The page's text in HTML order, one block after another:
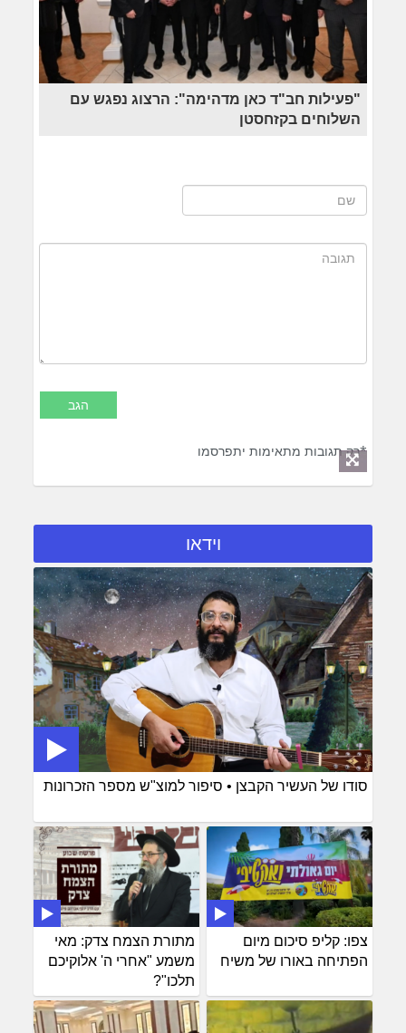
"פעילות חב"ד כאן מדהימה": הרצוג נפגש עם
השלוחים בקזחסטן
*רק תגובות מתאימות יתפרסמו
וידאו
סודו של העשיר הקבצן • סיפור למוצ"ש מספר הזכרונות
מתורת הצמח צדק: מאי
משמע "אחרי ה' אלוקיכם
תלכו"?
צפו: קליפ סיכום מיום
הפתיחה באורו של משיח